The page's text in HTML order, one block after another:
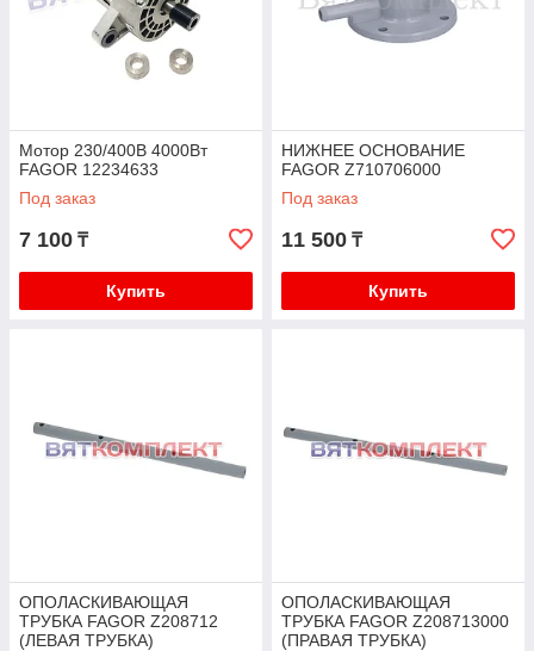
Мотор 230/400В 4000Вт
FAGOR 12234633
Под заказ
7 100 ₸
Купить
НИЖНЕЕ ОСНОВАНИЕ
FAGOR Z710706000
Под заказ
11 500 ₸
Купить
ОПОЛАСКИВАЮЩАЯ
ТРУБКА FAGOR Z208712
(ЛЕВАЯ ТРУБКА)
ОПОЛАСКИВАЮЩАЯ
ТРУБКА FAGOR Z208713000
(ПРАВАЯ ТРУБКА)